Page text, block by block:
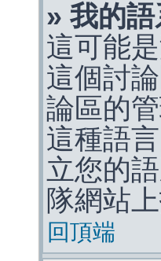
» 我的
這可能
這個討
論區的
這種語
立您的
隊網站
回頂端